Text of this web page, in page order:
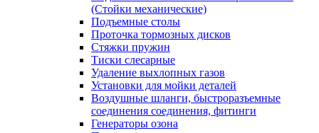
(Стойки механические)
Подъемные столы
Проточка тормозных дисков
Стяжки пружин
Тиски слесарные
Удаление выхлопных газов
Установки для мойки деталей
Воздушные шланги, быстроразъемные
соединения соединения, фитинги
Генераторы озона